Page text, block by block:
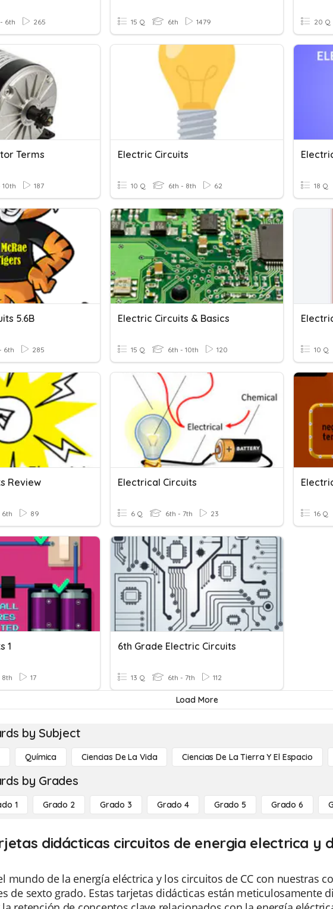
6th 265 15 Q 6th 1479 20 Q
Terms
10th 187
Electric Circuits
10 Q 6th - 8th 62 18 Q
5.6B
6th 285
Electric Circuits & Basics
15 Q 6th - 10th 120 10 Q
Review
6th 89
Electrical Circuits
6 Q 6th - 7th 23 16 Q
1
8th 17
6th Grade Electric Circuits
13 Q 6th - 7th 112
Load More
by Subject
Química Ciencias De La Vida Ciencias De La Tierra Y El Espacio
by Grades
1 Grado 2 Grado 3 Grado 4 Grado 5 Grado 6
didácticas circuitos de energia electrica y
mundo de la energía eléctrica y los circuitos de CC con nuestras
de sexto grado. Estas tarjetas didácticas están meticulosamente